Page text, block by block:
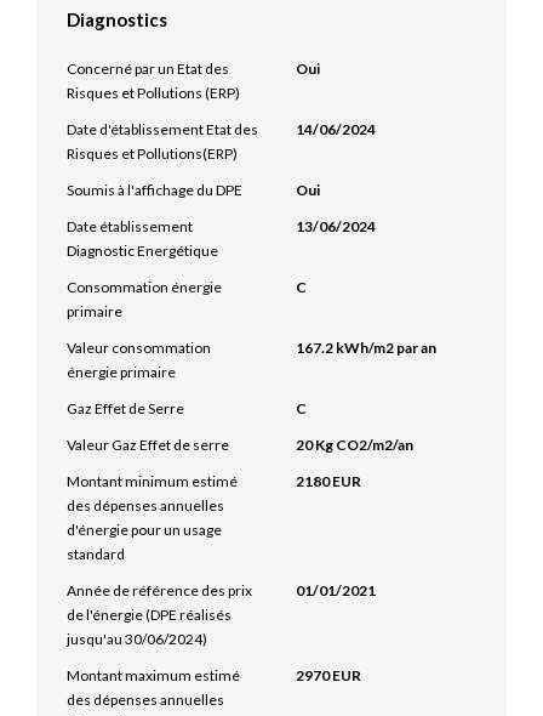
Diagnostics
Concerné par un Etat des
Risques et Pollutions (ERP)
Oui
Date d'établissement Etat des
Risques et Pollutions(ERP)
14/06/2024
Soumis à l'affichage du DPE
Oui
Date établissement
Diagnostic Energétique
13/06/2024
Consommation énergie
primaire
C
Valeur consommation
énergie primaire
167.2 kWh/m2 par an
Gaz Effet de Serre
C
Valeur Gaz Effet de serre
20 Kg CO2/m2/an
Montant minimum estimé
des dépenses annuelles
d'énergie pour un usage
standard
2180 EUR
Année de référence des prix
de l'énergie (DPE réalisés
jusqu'au 30/06/2024)
01/01/2021
Montant maximum estimé
des dépenses annuelles
2970 EUR